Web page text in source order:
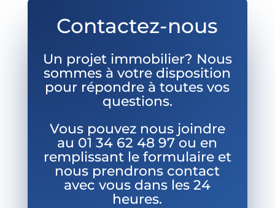
Contactez-nous
Un projet immobilier? Nous
sommes à votre disposition
pour répondre à toutes vos
questions.
Vous pouvez nous joindre
au 01 34 62 48 97 ou en
remplissant le formulaire et
nous prendrons contact
avec vous dans les 24
heures.